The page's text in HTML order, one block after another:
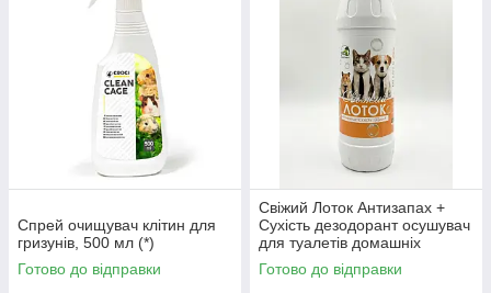
Спрей очищувач клітин для
гризунів, 500 мл (*)
Готово до відправки
Свіжий Лоток Антизапах +
Сухість дезодорант осушувач
для туалетів домашніх
тварин, Персик, 600 г (*)
Готово до відправки